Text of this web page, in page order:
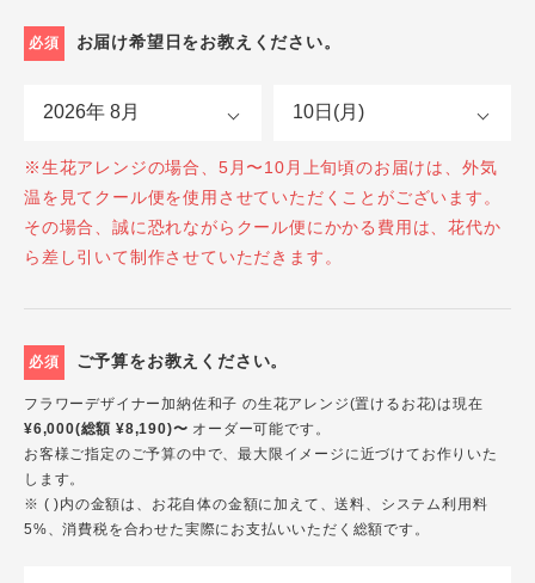
必須 お届け希望日をお教えください。
※生花アレンジの場合、5月〜10月上旬頃のお届けは、外気
温を見てクール便を使用させていただくことがございます。
その場合、誠に恐れながらクール便にかかる費用は、花代か
ら差し引いて制作させていただきます。
必須 ご予算をお教えください。
フラワーデザイナー加納佐和子 の生花アレンジ(置けるお花)は現在
¥6,000(総額 ¥8,190)〜 オーダー可能です。
お客様ご指定のご予算の中で、最大限イメージに近づけてお作りいた
します。
※ ( )内の金額は、お花自体の金額に加えて、送料、システム利用料
5%、消費税を合わせた実際にお支払いいただく総額です。